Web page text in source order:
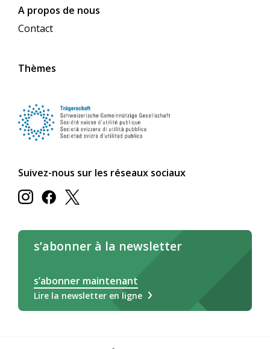
A propos de nous
Contact
Thèmes
Suivez-nous sur les réseaux sociaux
s’abonner à la newsletter
s’abonner maintenant
Lire la newsletter en ligne